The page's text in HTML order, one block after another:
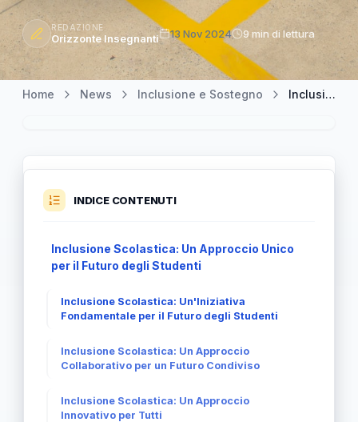
REDAZIONE
Orizzonte Insegnanti 13 Nov 2024 9 min di lettura
Home News Inclusione e Sostegno Inclusione Scolastica: Un Cammino verso il Futuro per Tutti gli Studenti
INDICE CONTENUTI
Inclusione Scolastica: Un Approccio Unico
per il Futuro degli Studenti
Inclusione Scolastica: Un'Iniziativa
Fondamentale per il Futuro degli Studenti
Inclusione Scolastica: Un Approccio
Collaborativo per un Futuro Condiviso
Inclusione Scolastica: Un Approccio
Innovativo per Tutti